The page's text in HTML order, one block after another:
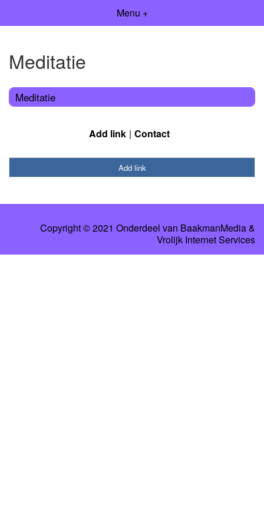
Menu +
Meditatie
Meditatie
Add link Contact
Add link
Copyright © 2021 Onderdeel van BaakmanMedia&
Vrolijk Internet Services